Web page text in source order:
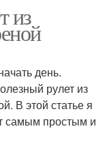
из
день.
рулет из
В этой статье я
самым простым и